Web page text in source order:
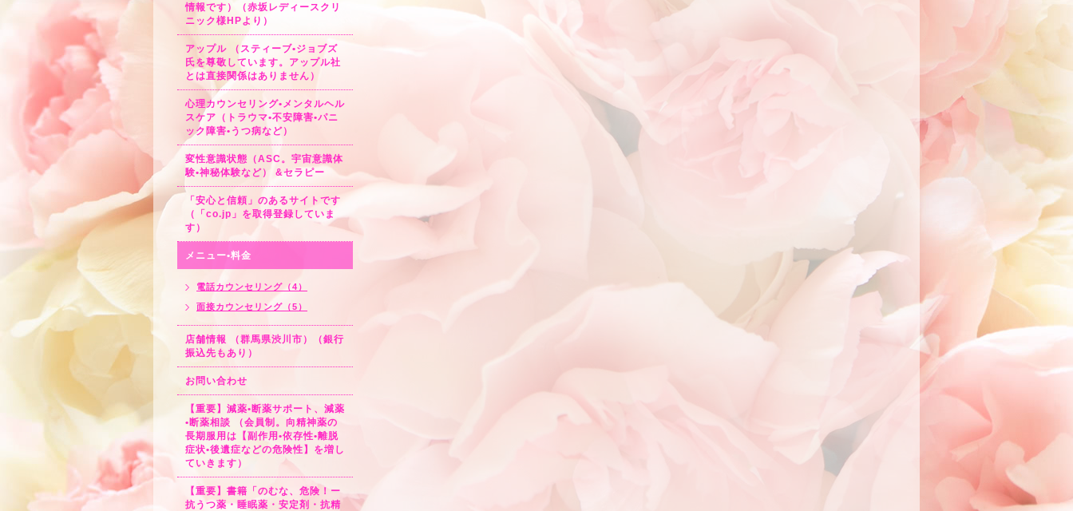
情報です）（赤坂レディースクリ
ニック様HPより）
アップル （スティーブ•ジョブズ
氏を尊敬しています。アップル社
とは直接関係はありません）
心理カウンセリング•メンタルヘル
スケア（トラウマ•不安障害•パニ
ック障害•うつ病など）
変性意識状態（ASC。宇宙意識体
験•神秘体験など） &セラピー
「安心と信頼」のあるサイトです
（「co.jp」を取得登録していま
す）
メニュー•料金
電話カウンセリング（4）
面接カウンセリング（5）
店舗情報 （群馬県渋川市）（銀行
振込先もあり）
お問い合わせ
【重要】減薬•断薬サポート、減薬
•断薬相談 （会員制。向精神薬の
長期服用は【副作用•依存性•離脱
症状•後遺症などの危険性】を増し
ていきます）
【重要】書籍「のむな、危険！ー
抗うつ薬・睡眠薬・安定剤・抗精